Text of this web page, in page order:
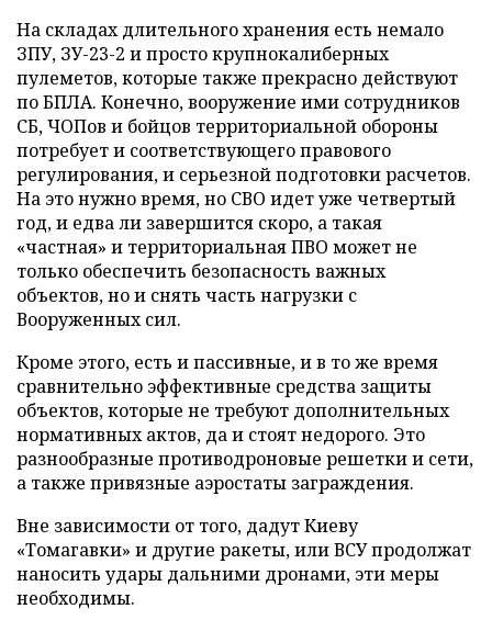
На складах длительного хранения есть немало
ЗПУ, ЗУ-23-2 и просто крупнокалиберных
пулеметов, которые также прекрасно действуют
по БПЛА. Конечно, вооружение ими сотрудников
СБ, ЧОПов и бойцов территориальной обороны
потребует и соответствующего правового
регулирования, и серьезной подготовки расчетов.
На это нужно время, но СВО идет уже четвертый
год, и едва ли завершится скоро, а такая
«частная» и территориальная ПВО может не
только обеспечить безопасность важных
объектов, но и снять часть нагрузки с
Вооруженных сил.
Кроме этого, есть и пассивные, и в то же время
сравнительно эффективные средства защиты
объектов, которые не требуют дополнительных
нормативных актов, да и стоят недорого. Это
разнообразные противодроновые решетки и сети,
а также привязные аэростаты заграждения.
Вне зависимости от того, дадут Киеву
«Томагавки» и другие ракеты, или ВСУ продолжат
наносить удары дальними дронами, эти меры
необходимы.